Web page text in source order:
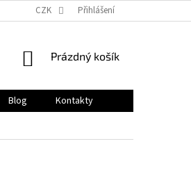
CZK Přihlášení
NÁKUPNÍ
Prázdný košík
Blog
Kontakty